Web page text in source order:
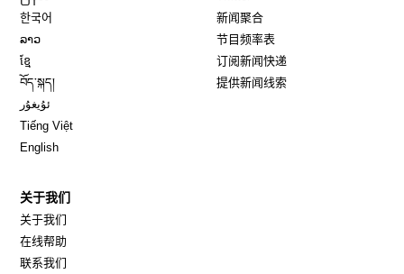
한국어
ລາວ
ខ្មែ
བོད་སྐད།
ئۇيغۇر
Tiếng Việt
English
新闻聚合
节目频率表
订阅新闻快递
提供新闻线索
关于我们
关于我们
在线帮助
联系我们